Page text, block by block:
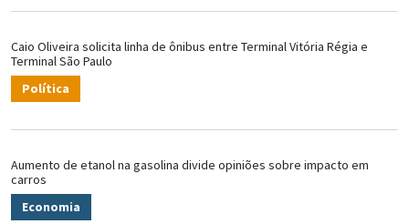
Caio Oliveira solicita linha de ônibus entre Terminal Vitória Régia e
Terminal São Paulo
Política
Aumento de etanol na gasolina divide opiniões sobre impacto em
carros
Economia